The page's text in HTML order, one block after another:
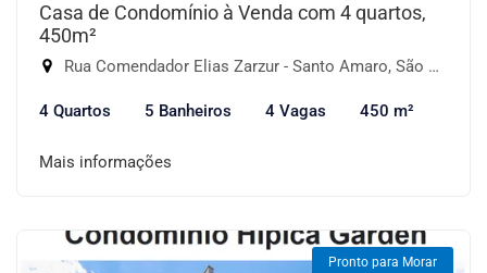
Casa de Condomínio à Venda com 4 quartos,
450m²
Rua Comendador Elias Zarzur - Santo Amaro, São Paulo-SP
4 Quartos 5 Banheiros 4 Vagas 450 m²
Mais informações
Pronto para Morar